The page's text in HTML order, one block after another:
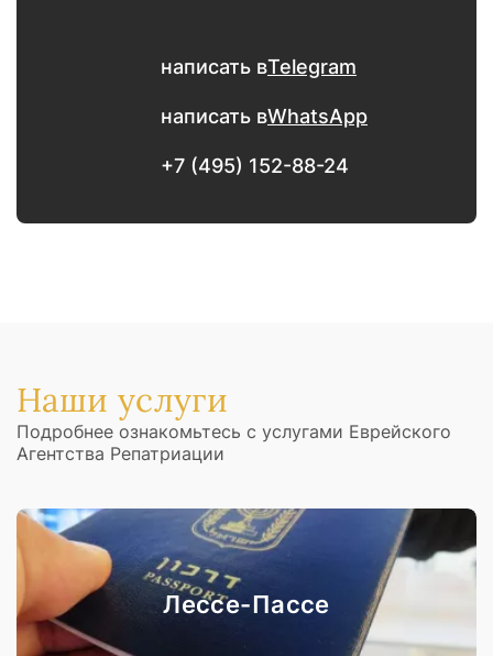
написать вTelegram
написать вWhatsApp
+7 (495) 152-88-24
Наши услуги
Подробнее ознакомьтесь с услугами Еврейского
Агентства Репатриации
Лессе-Пассе